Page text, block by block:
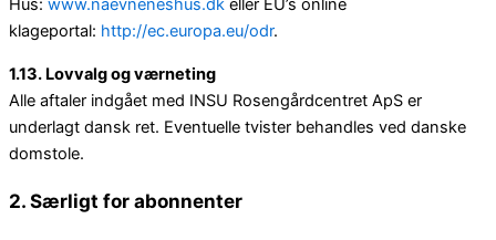
Hus: www.naevneneshus.dk eller EU’s online
klageportal: http://ec.europa.eu/odr.
1.13. Lovvalg og værneting
Alle aftaler indgået med INSU Rosengårdcentret ApS er
underlagt dansk ret. Eventuelle tvister behandles ved danske
domstole.
2. Særligt for abonnenter